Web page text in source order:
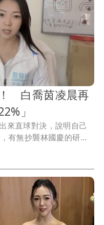
白喬茵凌晨再
」
來直球對決，說明自己
有無抄襲林國慶的研究